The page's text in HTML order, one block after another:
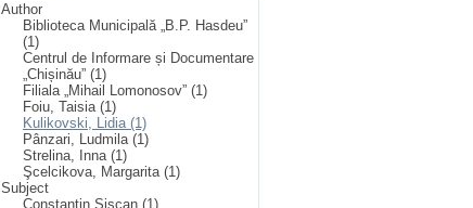
Author
Biblioteca Municipală „B.P. Hasdeu”
(1)
Centrul de Informare și Documentare
„Chișinău” (1)
Filiala „Mihail Lomonosov” (1)
Foiu, Taisia (1)
Kulikovski, Lidia (1)
Pânzari, Ludmila (1)
Strelina, Inna (1)
Şcelcikova, Margarita (1)
Subject
Constantin Șișcan (1)